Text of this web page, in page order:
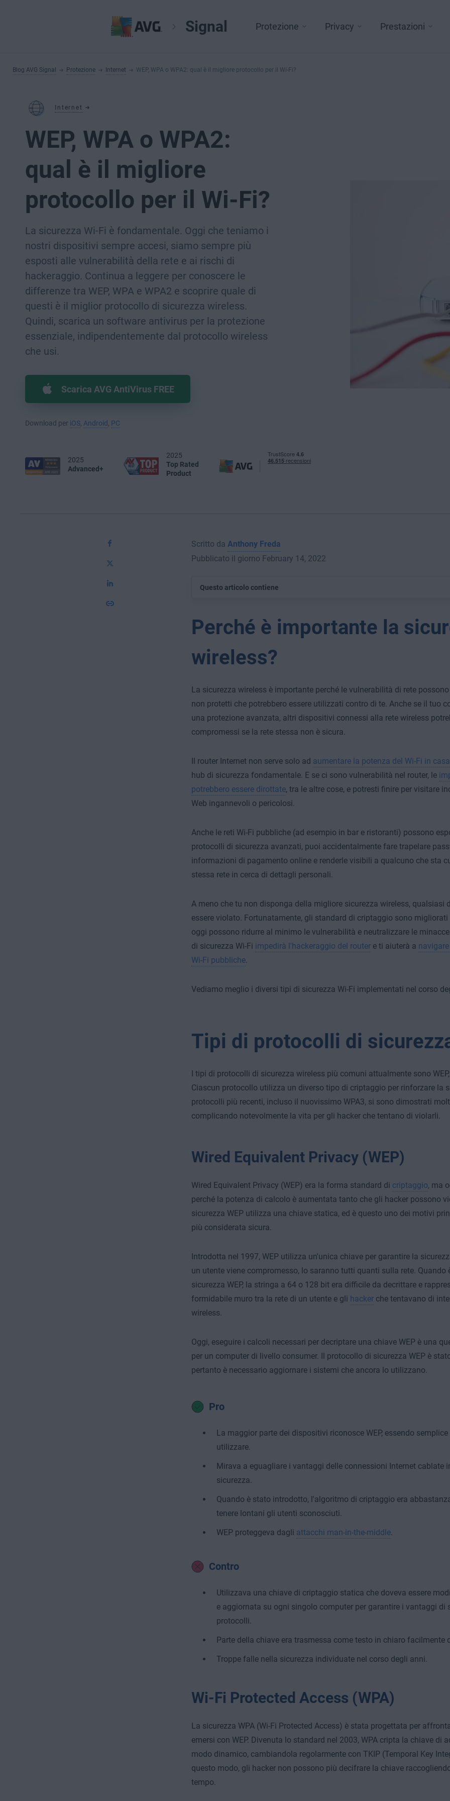
Signal Protezione Privacy Prestazioni
Blog AVG Signal Protezione Internet WEP, WPA o WPA2: qual è il migliore protocollo per il Wi-Fi?
Internet
WEP, WPA o WPA2:
qual è il migliore
protocollo per il Wi-Fi?
La sicurezza Wi-Fi è fondamentale. Oggi che teniamo i
nostri dispositivi sempre accesi, siamo sempre più
esposti alle vulnerabilità della rete e ai rischi di
hackeraggio. Continua a leggere per conoscere le
differenze tra WEP, WPA e WPA2 e scoprire quale di
questi è il miglior protocollo di sicurezza wireless.
Quindi, scarica un software antivirus per la protezione
essenziale, indipendentemente dal protocollo wireless
che usi.
Scarica AVG AntiVirus FREE
Download per iOS Android PC
2025
Advanced+
2025
Top Rated
Product
Scritto da Anthony Freda
Pubblicato il giorno February 14, 2022
Questo articolo contiene
Perché è importante la
wireless?
La sicurezza wireless è importante perché le vulnerabilità di rete
non protetti che potrebbero essere utilizzati contro di te. Anche se il tuo
una protezione avanzata, altri dispositivi connessi alla rete wireless
compromessi se la rete stessa non è sicura.
Il router Internet non serve solo ad aumentare la potenza del Wi-Fi in casa
hub di sicurezza fondamentale. E se ci sono vulnerabilità nel router, le
potrebbero essere dirottate, tra le altre cose, e potresti finire per visitare
Web ingannevoli o pericolosi.
Anche le reti Wi-Fi pubbliche (ad esempio in bar e ristoranti) possono
protocolli di sicurezza avanzati, puoi accidentalmente fare trapelare
informazioni di pagamento online e renderle visibili a qualcuno che sta
stessa rete in cerca di dettagli personali.
A meno che tu non disponga della migliore sicurezza wireless, qualsiasi
essere violato. Fortunatamente, gli standard di criptaggio sono
oggi possono ridurre al minimo le vulnerabilità e neutralizzare le
di sicurezza Wi-Fi impedirà l'hackeraggio del routere ti aiuterà a
Wi-Fi pubbliche.
Vediamo meglio i diversi tipi di sicurezza Wi-Fi implementati nel corso
Tipi di protocolli di
I tipi di protocolli di sicurezza wireless più comuni attualmente sono WEP,
Ciascun protocollo utilizza un diverso tipo di criptaggio per rinforzare la
protocolli più recenti, incluso il nuovissimo WPA3, si sono dimostrati
complicando notevolmente la vita per gli hacker che tentano di violarli.
Wired Equivalent Privacy (WEP)
Wired Equivalent Privacy (WEP) era la forma standard di criptaggio, ma
perché la potenza di calcolo è aumentata tanto che gli hacker possono
sicurezza WEP utilizza una chiave statica, ed è questo uno dei motivi
più considerata sicura.
Introdotta nel 1997, WEP utilizza un'unica chiave per garantire la
un utente viene compromesso, lo saranno tutti quanti sulla rete. Quando
sicurezza WEP, la stringa a 64 o 128 bit era difficile da decrittare e
formidabile muro tra la rete di un utente e gli hackerche tentavano di
wireless.
Oggi, eseguire i calcoli necessari per decriptare una chiave WEP è una
per un computer di livello consumer. Il protocollo di sicurezza WEP è
pertanto è necessario aggiornare i sistemi che ancora lo utilizzano.
Pro
La maggior parte dei dispositivi riconosce WEP, essendo
utilizzare.
Mirava a eguagliare i vantaggi delle connessioni Internet cablate
sicurezza.
Quando è stato introdotto, l'algoritmo di criptaggio era
tenere lontani gli utenti sconosciuti.
WEP proteggeva dagli attacchi man-in-the-middle.
Contro
Utilizzava una chiave di criptaggio statica che doveva essere
e aggiornata su ogni singolo computer per garantire i vantaggi di
protocolli.
Parte della chiave era trasmessa come testo in chiaro facilmente
Troppe falle nella sicurezza individuate nel corso degli anni.
Wi-Fi Protected Access (WPA)
La sicurezza WPA (Wi-Fi Protected Access) è stata progettata per
emersi con WEP. Divenuta lo standard nel 2003, WPA cripta la chiave di
modo dinamico, cambiandola regolarmente con TKIP (Temporal Key
questo modo, gli hacker non possono più decifrare la chiave
tempo.